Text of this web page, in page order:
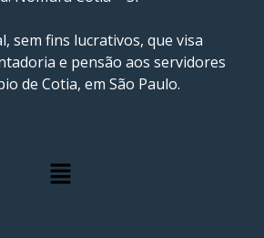
sem fins lucrativos, que visa
e pensão aos servidores
de Cotia, em São Paulo.